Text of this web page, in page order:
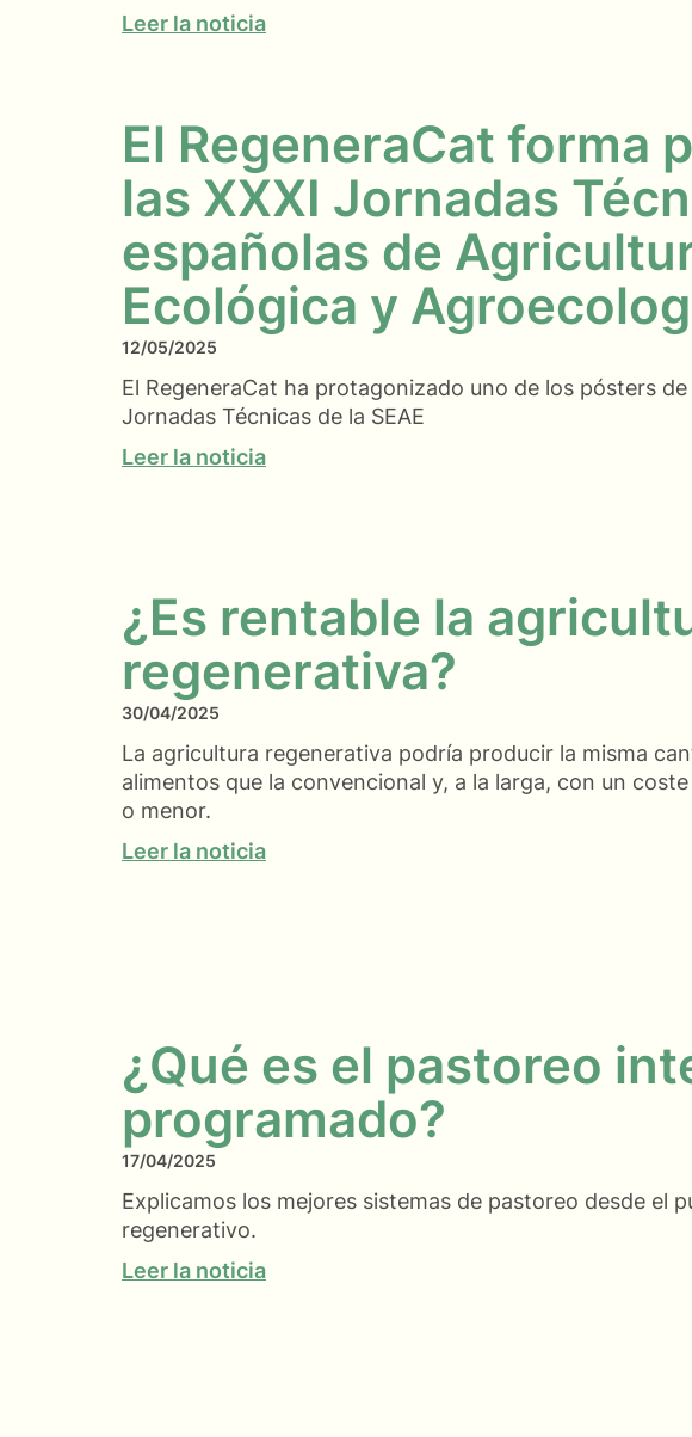
Leer la noticia
El RegeneraCat forma
las XXXI Jornadas
españolas de
Ecológica y
12/05/2025
El RegeneraCat ha protagonizado uno de los pósters de
Jornadas Técnicas de la SEAE
Leer la noticia
¿Es rentable la
regenerativa?
30/04/2025
La agricultura regenerativa podría producir la misma
alimentos que la convencional y, a la larga, con un
o menor.
Leer la noticia
¿Qué es el pastoreo
programado?
17/04/2025
Explicamos los mejores sistemas de pastoreo desde el
regenerativo.
Leer la noticia